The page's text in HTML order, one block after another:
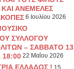
ΑΝΕΜΕΛΕΣ
6 Ιουλίου 2026
ΣΥΛΛΟΓΟΥ
– ΣΑΒΒΑΤΟ 13
18:00 22 Μαΐου 2026
ΕΛΛΑΔΟΣ !